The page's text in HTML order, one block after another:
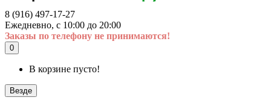
8 (916) 497-17-27
Ежедневно, с 10:00 до 20:00
Заказы по телефону не принимаются!
0
В корзине пусто!
Везде